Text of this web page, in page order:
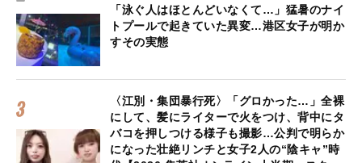
「泳ぐ人はほとんどいなくて…」猛暑のナイ
トプールで起きていた異変…港区女子が明か
すその実態
〈江別・集団暴行死〉「グロかった…」全裸
にして、髪にライターで火をつけ、背中にタ
バコを押しつける様子も撮影…公判で明らか
になった壮絶リンチと女子2人の“陰キャ”時